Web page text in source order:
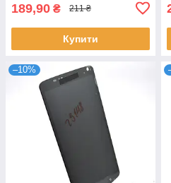
189,90 ₴ 211 ₴
Купити
–10%